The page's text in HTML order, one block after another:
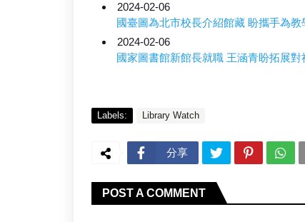
2024-02-06
國臺圖為北市校長介紹館藏 盼攜手為教
2024-02-06
國家圖書館新館長就職 王涵青盼拓展對
Labels: Library Watch
分享
POST A COMMENT